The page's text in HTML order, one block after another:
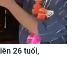
26 tuổi,